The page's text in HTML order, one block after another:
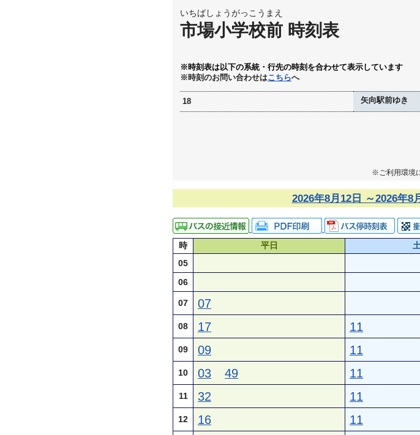
いちばしょうがっこうまえ
市場小学校前 時刻表
※時刻表は以下の系統・行先の時刻を合わせて表示しています
※時刻のお問い合わせはこちらへ
18 矢向駅前ゆき
※ご利用環境
2026年8月12日 ～2026年8
時 平日
05
06
07 07
08 17 11
09 09 11
10 03 49 11
11 32 11
12 16 11